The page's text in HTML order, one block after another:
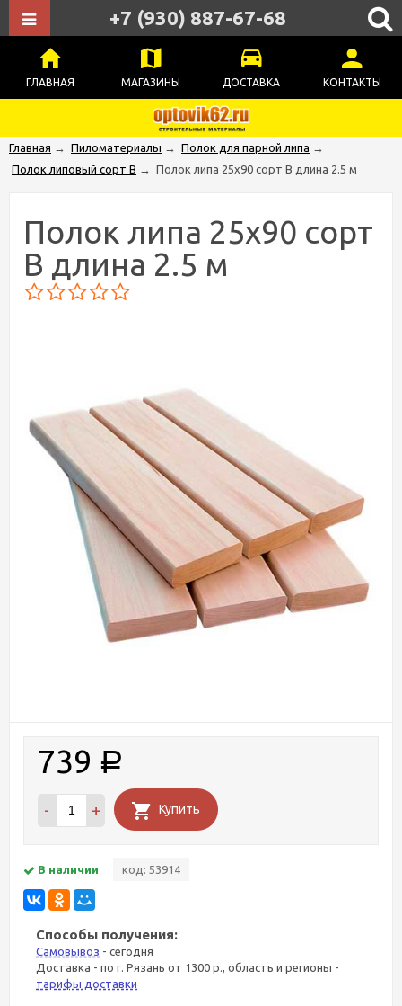
ГЛАВНАЯ МАГАЗИНЫ ДОСТАВКА КОНТАКТЫ
+7 (930) 887-67-68
Главная → Пиломатериалы → Полок для парной липа →
Полок липовый сорт В → Полок липа 25х90 сорт В длина 2.5 м
Полок липа 25х90 сорт
В длина 2.5 м
739 Р
- + Купить
В наличии код: 53914
Способы получения:
Самовывоз - сегодня
Доставка - по г. Рязань от 1300 р., область и регионы -
тарифы доставки